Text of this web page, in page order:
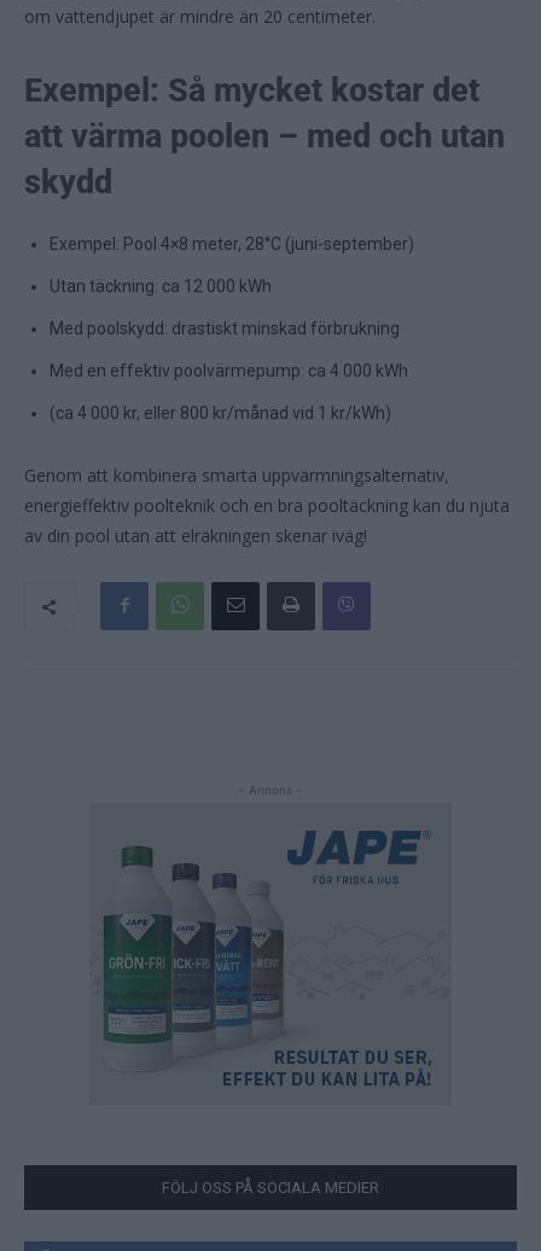
om vattendjupet är mindre än 20 centimeter.
Exempel: Så mycket kostar det
att värma poolen – med och utan
skydd
Exempel: Pool 4×8 meter, 28°C (juni-september)
Utan täckning: ca 12 000 kWh
Med poolskydd: drastiskt minskad förbrukning
Med en effektiv poolvärmepump: ca 4 000 kWh
(ca 4 000 kr, eller 800 kr/månad vid 1 kr/kWh)
Genom att kombinera smarta uppvärmningsalternativ,
energieffektiv poolteknik och en bra pooltäckning kan du njuta
av din pool utan att elräkningen skenar iväg!
- Annons -
FÖLJ OSS PÅ SOCIALA MEDIER